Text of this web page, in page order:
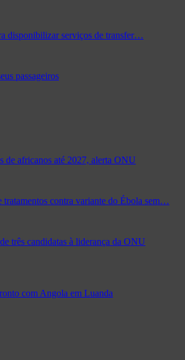
disponibilizar serviços de transfer…
passageiros
de africanos até 2027, alerta ONU
tratamentos contra variante do Ébola sem…
três candidatas à liderança da ONU
com Angola em Luanda